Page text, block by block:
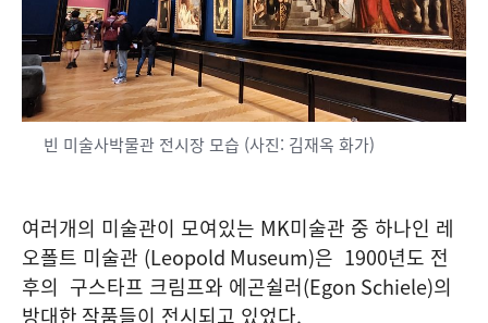
빈 미술사박물관 전시장 모습 (사진: 김재옥 화가)
여러개의 미술관이 모여있는 MK미술관 중 하나인 레
오폴트 미술관 (Leopold Museum)은 1900년도 전
후의 구스타프 크림프와 에곤쉴러(Egon Schiele)의
방대한 작품들이 전시되고 있었다.